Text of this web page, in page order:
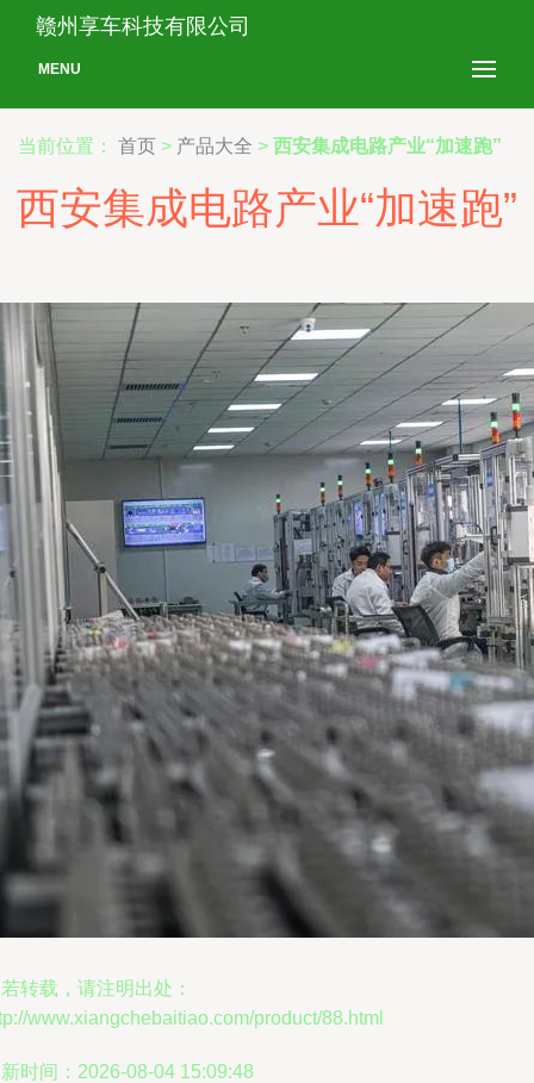
赣州享车科技有限公司
MENU
当前位置： 首页 > 产品大全 > 西安集成电路产业“加速跑”
西安集成电路产业“加速跑”
转载，请注明出处：
www.xiangchebaitiao.com/product/88.html
时间：2026-08-04 15:09:48